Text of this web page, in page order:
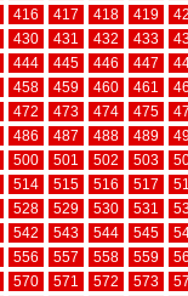
416 417 418 419
430 431 432 433
444 445 446 447
458 459 460 461
472 473 474 475
486 487 488 489
500 501 502 503
514 515 516 517
528 529 530 531
542 543 544 545
556 557 558 559
570 571 572 573